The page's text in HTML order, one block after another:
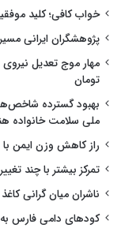
خواب کافی؛ کلید
پژوهشگران ایرانی
تومان
بهبود گسترده
ملی سلامت خانواده
راز کاهش وزن ایمن
تمرکز بیشتر با چند
ناشران میان گرانی
کودهای دامی فارس به